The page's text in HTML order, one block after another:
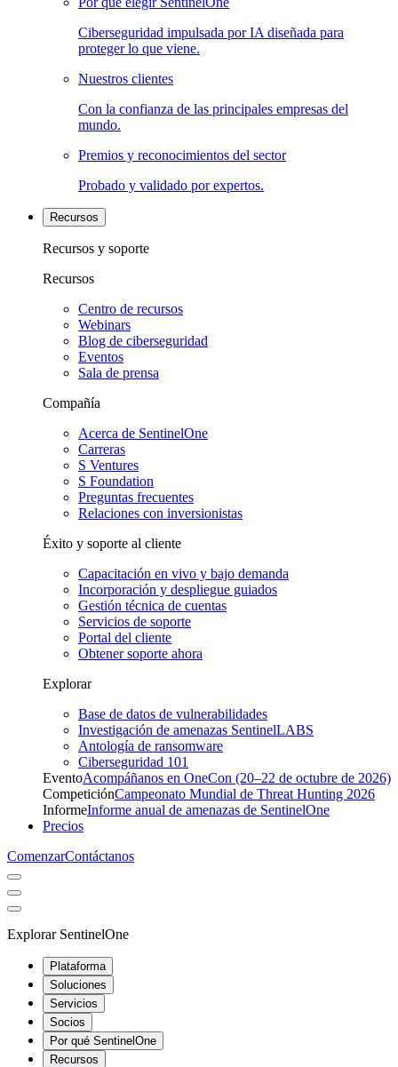
Ciberseguridad impulsada por IA diseñada para
proteger lo que viene.
Nuestros clientes
Con la confianza de las principales empresas del
mundo.
Premios y reconocimientos del sector
Probado y validado por expertos.
Recursos
Recursos y soporte
Recursos
Centro de recursos
Webinars
Blog de ciberseguridad
Eventos
Sala de prensa
Compañía
Acerca de SentinelOne
Carreras
S Ventures
S Foundation
Preguntas frecuentes
Relaciones con inversionistas
Éxito y soporte al cliente
Capacitación en vivo y bajo demanda
Incorporación y despliegue guiados
Gestión técnica de cuentas
Servicios de soporte
Portal del cliente
Obtener soporte ahora
Explorar
Base de datos de vulnerabilidades
Investigación de amenazas SentinelLABS
Antología de ransomware
Ciberseguridad 101
EventoAcompáñanos en OneCon (20–22 de octubre de 2026)
CompeticiónCampeonato Mundial de Threat Hunting 2026
InformeInforme anual de amenazas de SentinelOne
Precios
ComenzarContáctanos
Explorar SentinelOne
Plataforma
Soluciones
Servicios
Socios
Por qué SentinelOne
Recursos